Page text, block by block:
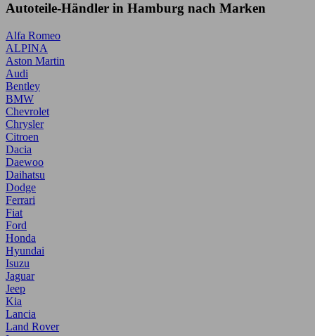
Autoteile-Händler in Hamburg nach Marken
Alfa Romeo
ALPINA
Aston Martin
Audi
Bentley
BMW
Chevrolet
Chrysler
Citroen
Dacia
Daewoo
Daihatsu
Dodge
Ferrari
Fiat
Ford
Honda
Hyundai
Isuzu
Jaguar
Jeep
Kia
Lancia
Land Rover